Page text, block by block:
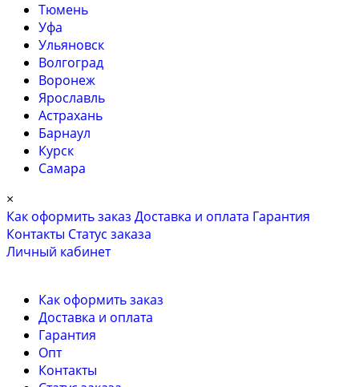
Тюмень
Уфа
Ульяновск
Волгоград
Воронеж
Ярославль
Астрахань
Барнаул
Курск
Самара
×
Как оформить заказ Доставка и оплата Гарантия
Контакты Cтатус заказа
Личный кабинет
Как оформить заказ
Доставка и оплата
Гарантия
Опт
Контакты